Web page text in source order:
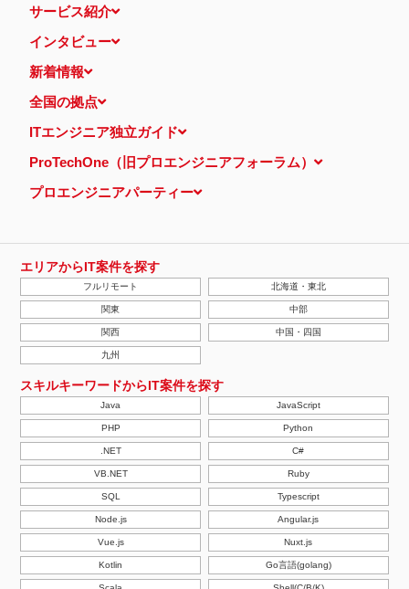
サービス紹介
インタビュー
新着情報
全国の拠点
ITエンジニア独立ガイド
ProTechOne（旧プロエンジニアフォーラム）
プロエンジニアパーティー
エリアからIT案件を探す
フルリモート 北海道・東北
関東 中部
関西 中国・四国
九州
スキルキーワードからIT案件を探す
Java JavaScript
PHP Python
.NET C#
VB.NET Ruby
SQL Typescript
Node.js Angular.js
Vue.js Nuxt.js
Kotlin Go言語(golang)